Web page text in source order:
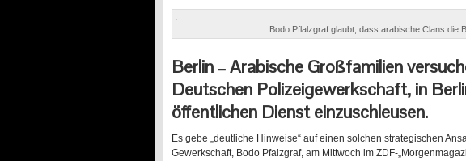
Bodo Pflalzgraf glaubt, dass arabische Clans die
Berlin –Arabische Großfamilien
Deutschen Polizeigewerkschaft, in
öffentlichen Dienst einzuschleusen.
Es gebe „deutliche Hinweise“ auf einen solchen strategischen
Gewerkschaft, Bodo Pfalzgraf, am Mittwoch im ZDF-